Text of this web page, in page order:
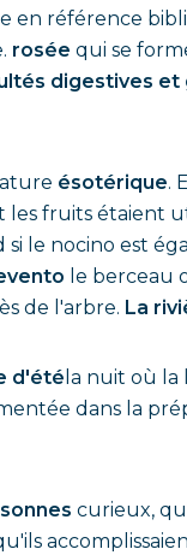
référence
rosée qui se
digestives et
ésotérique.
les fruits étaient
si le nocino est
le berceau
de l'arbre. La
d'été la nuit où
dans la
curieux,